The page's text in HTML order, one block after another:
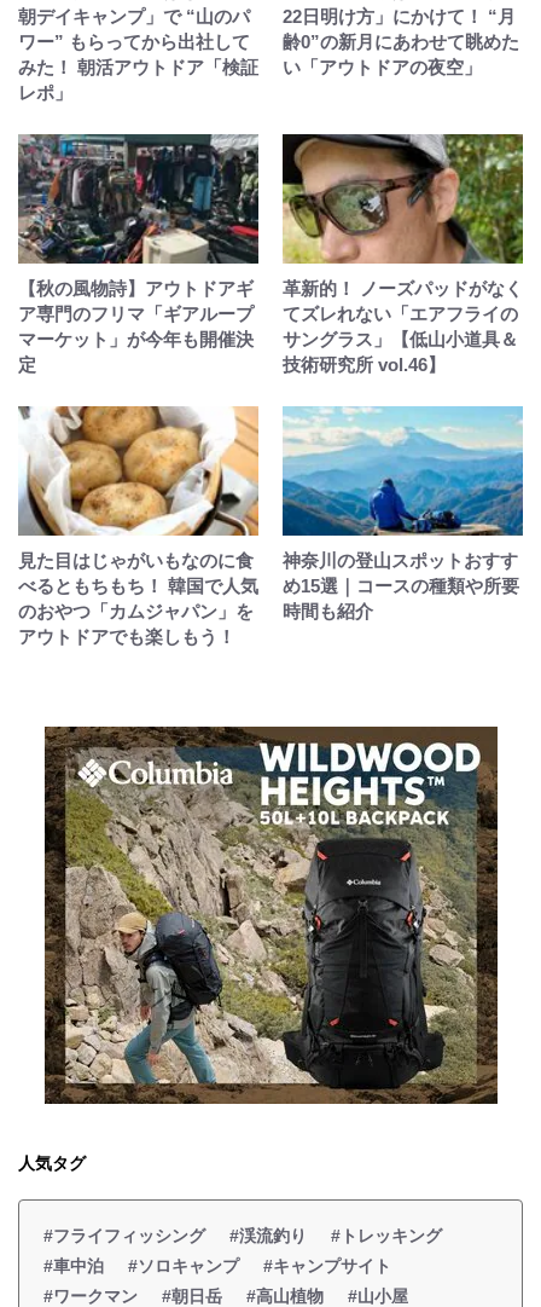
朝デイキャンプ」で “山のパ
ワー” もらってから出社して
みた！ 朝活アウトドア「検証
レポ」
22日明け方」にかけて！ “月
齢0”の新月にあわせて眺めた
い「アウトドアの夜空」
【秋の風物詩】アウトドアギ
ア専門のフリマ「ギアループ
マーケット」が今年も開催決
定
革新的！ ノーズパッドがなく
てズレれない「エアフライの
サングラス」【低山小道具＆
技術研究所 vol.46】
見た目はじゃがいもなのに食
べるともちもち！ 韓国で人気
のおやつ「カムジャパン」を
アウトドアでも楽しもう！
神奈川の登山スポットおすす
め15選｜コースの種類や所要
時間も紹介
人気タグ
#フライフィッシング #渓流釣り
#トレッキング
#車中泊
#ソロキャンプ
#キャンプサイト
#ワークマン
#朝日岳 #高山植物 #山小屋